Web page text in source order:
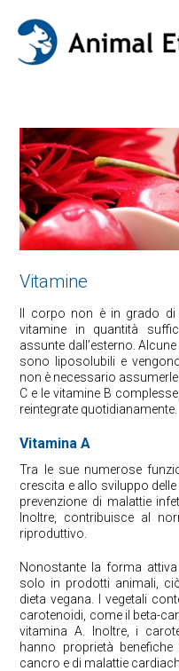
Vitamine
Il corpo non è in grado
vitamine in quantità
assunte dall’esterno.
sono liposolubili e
non è necessario
C e le vitamine B
reintegrate quotidianamente.
Vitamina A
Tra le sue numerose
crescita e allo sviluppo
prevenzione di malattie
Inoltre, contribuisce al
riproduttivo.
Nonostante la forma
solo in prodotti animali,
dieta vegana. I vegetali
carotenoidi, come il beta-
vitamina A. Inoltre, i
hanno proprietà
cancro e di malattie